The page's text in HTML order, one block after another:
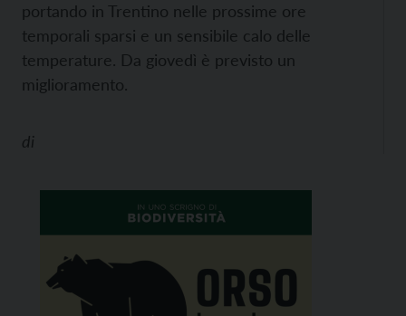
portando in Trentino nelle prossime ore
temporali sparsi e un sensibile calo delle
temperature. Da giovedì è previsto un
miglioramento.
di